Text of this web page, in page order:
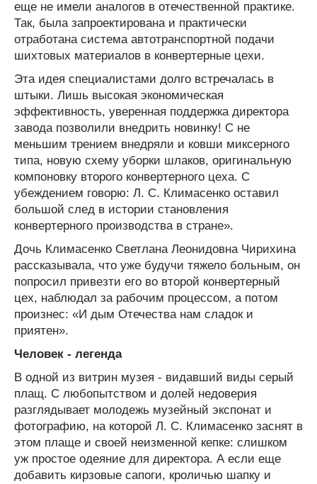
еще не имели аналогов в отечественной практике.
Так, была запроектирована и практически
отработана система автотранспортной подачи
шихтовых материалов в конвертерные цехи.
Эта идея специалистами долго встречалась в
штыки. Лишь высокая экономическая
эффективность, уверенная поддержка директора
завода позволили внедрить новинку! С не
меньшим трением внедряли и ковши миксерного
типа, новую схему уборки шлаков, оригинальную
компоновку второго конвертерного цеха. С
убеждением говорю: Л. С. Климасенко оставил
большой след в истории становления
конвертерного производства в стране».
Дочь Климасенко Светлана Леонидовна Чирихина
рассказывала, что уже будучи тяжело больным, он
попросил привезти его во второй конвертерный
цех, наблюдал за рабочим процессом, а потом
произнес: «И дым Отечества нам сладок и
приятен».
Человек - легенда
В одной из витрин музея - видавший виды серый
плащ. С любопытством и долей недоверия
разглядывает молодежь музейный экспонат и
фотографию, на которой Л. С. Климасенко заснят в
этом плаще и своей неизменной кепке: слишком
уж простое одеяние для директора. А если еще
добавить кирзовые сапоги, кроличью шапку и